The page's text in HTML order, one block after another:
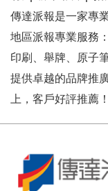
傳達派報是一家專
地區派報專業服務
印刷、舉牌、原子
提供卓越的品牌推
上，客戶好評推薦！